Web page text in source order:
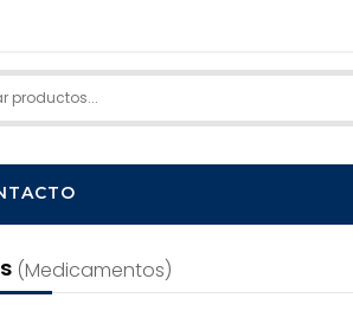
(medicamentos)